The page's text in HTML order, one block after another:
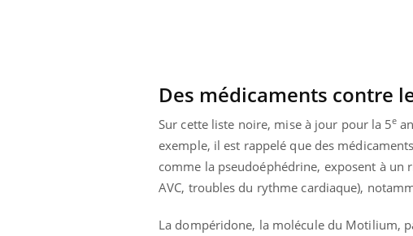
Des médicaments contre
Sur cette liste noire, mise à jour pour la 5e
exemple, il est rappelé que des
comme la pseudoéphédrine, exposent à un
AVC, troubles du rythme cardiaque),
La dompéridone, la molécule du Motilium,